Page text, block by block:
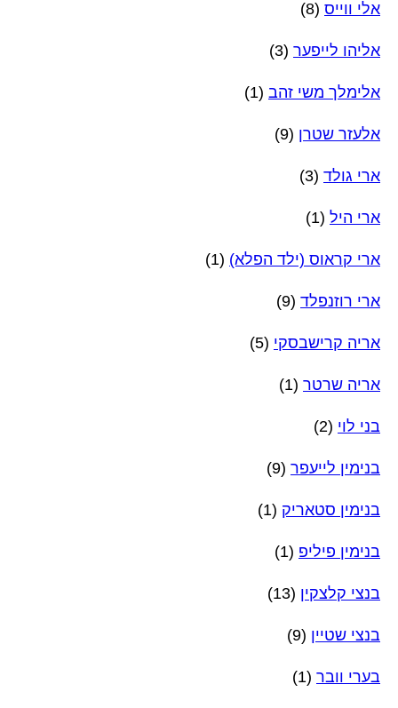
אלי ווייס (8)
אליהו לייפער (3)
אלימלך משי זהב (1)
אלעזר שטרן (9)
ארי גולד (3)
ארי היל (1)
ארי קראוס (ילד הפלא) (1)
ארי רוזנפלד (9)
אריה קרישבסקי (5)
אריה שרטר (1)
בני לוי (2)
בנימין לייעפר (9)
בנימין סטאריק (1)
בנימין פיליפ (1)
בנצי קלצקין (13)
בנצי שטיין (9)
בערי וובר (1)